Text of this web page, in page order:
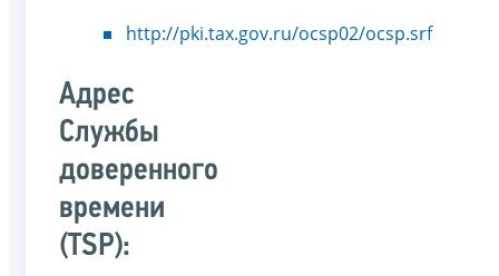
http://pki.tax.gov.ru/ocsp02/ocsp.srf
Адрес
Службы
доверенного
времени
(TSP):